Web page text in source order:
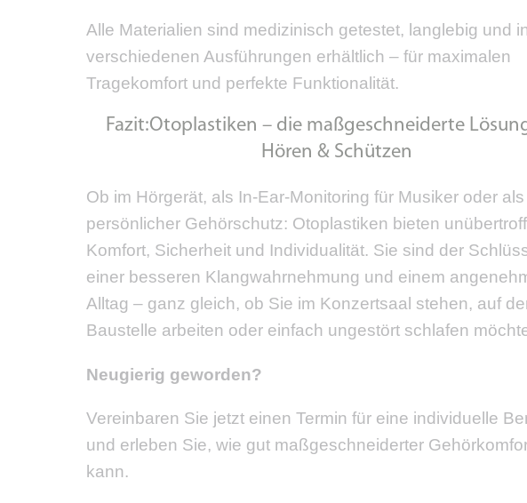
Alle Materialien sind medizinisch getestet, langlebig und in
verschiedenen Ausführungen erhältlich – für maximalen
Tragekomfort und perfekte Funktionalität.
Fazit:Otoplastiken – die maßgeschneiderte
Hören & Schützen
Ob im Hörgerät, als In-Ear-Monitoring für Musiker oder als
persönlicher Gehörschutz: Otoplastiken bieten
Komfort, Sicherheit und Individualität. Sie sind der
einer besseren Klangwahrnehmung und einem
Alltag – ganz gleich, ob Sie im Konzertsaal stehen, auf
Baustelle arbeiten oder einfach ungestört schlafen
Neugierig geworden?
Vereinbaren Sie jetzt einen Termin für eine individuelle
und erleben Sie, wie gut maßgeschneiderter
kann.